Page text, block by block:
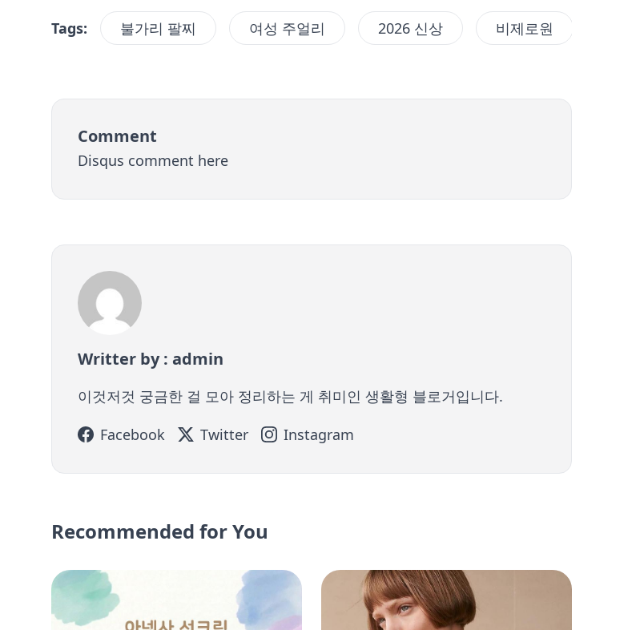
Tags:
불가리 팔찌 여성 주얼리 2026 신상 비제로원
Comment
Disqus comment here
Writter by : admin
이것저것 궁금한 걸 모아 정리하는 게 취미인 생활형 블로거입니다.
Facebook
Twitter Instagram
Recommended for You